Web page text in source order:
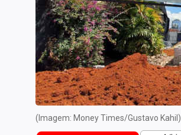
Política
Colunas
Especiais
Internacional
Marketing
Tecnologia
Conteúdo de Marca
(Imagem: Money Times/Gustavo Kahil)